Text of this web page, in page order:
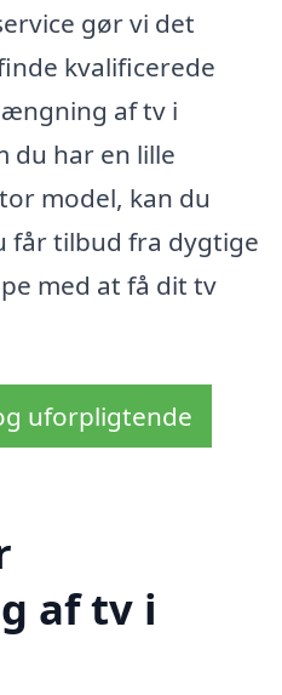
gør vi det
kvalificerede
af tv i
du har en lille
model, kan du
får tilbud fra dygtige
med at få dit tv
uforpligtende
af tv i